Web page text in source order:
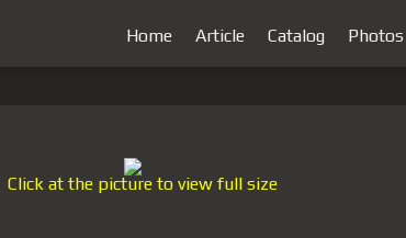
Home Article Catalog Photos
Click at the picture to view full size